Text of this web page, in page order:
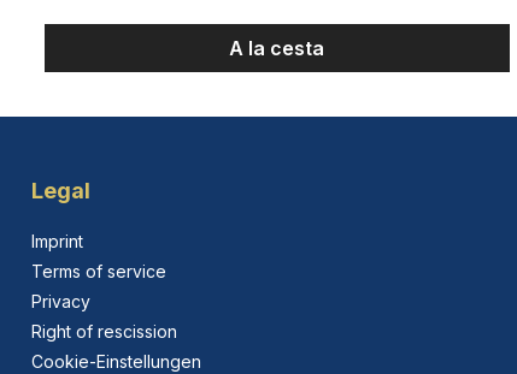
A la cesta
Legal
Imprint
Terms of service
Privacy
Right of rescission
Cookie-Einstellungen